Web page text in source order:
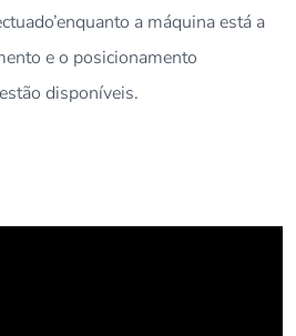
a máquina está a
e o posicionamento
disponíveis.